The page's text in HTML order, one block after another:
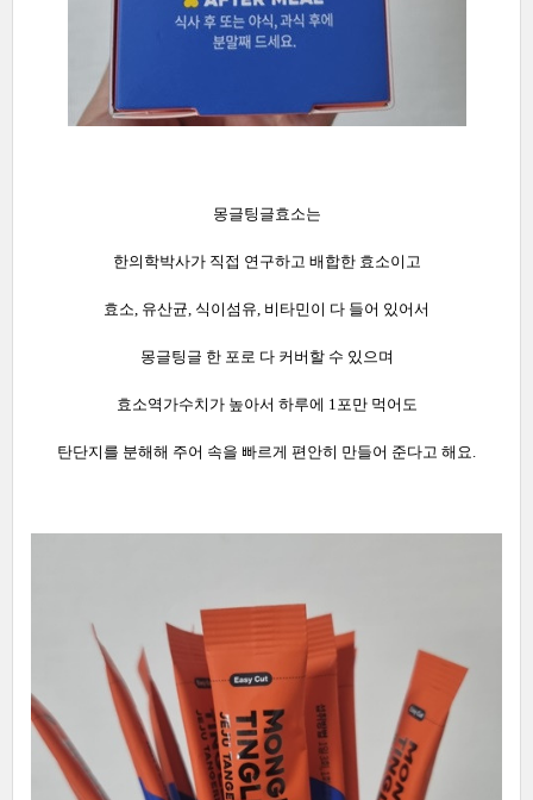
몽글팅글효소는
한의학박사가 직접 연구하고 배합한 효소이고
효소, 유산균, 식이섬유, 비타민이 다 들어 있어서
몽글팅글 한 포로 다 커버할 수 있으며
효소역가수치가 높아서 하루에 1포만 먹어도
탄단지를 분해해 주어 속을 빠르게 편안히 만들어 준다고 해요.